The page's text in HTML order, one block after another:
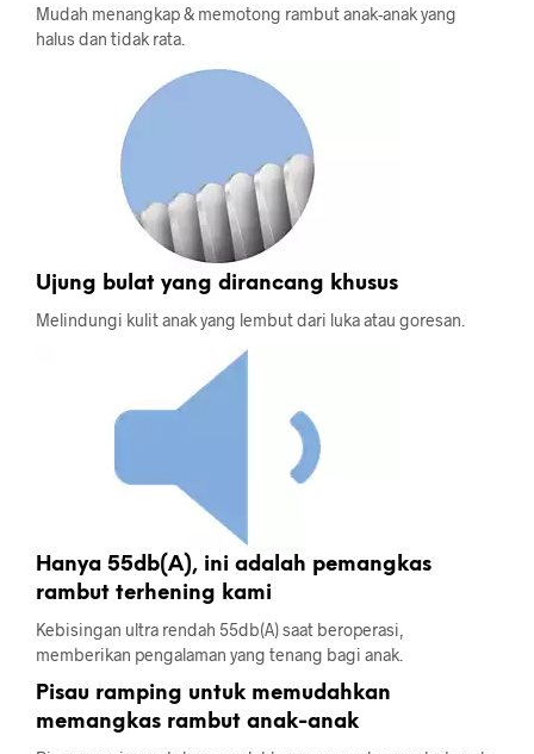
Mudah menangkap & memotong rambut anak-anak yang
halus dan tidak rata.
Ujung bulat yang dirancang khusus
Melindungi kulit anak yang lembut dari luka atau goresan.
Hanya 55db(A), ini adalah pemangkas
rambut terhening kami
Kebisingan ultra rendah 55db(A) saat beroperasi,
memberikan pengalaman yang tenang bagi anak.
Pisau ramping untuk memudahkan
memangkas rambut anak-anak